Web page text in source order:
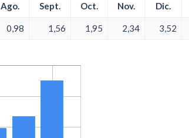
Ago. Sept. Oct. Nov. Dic.
0,98 1,56 1,95 2,34 3,52